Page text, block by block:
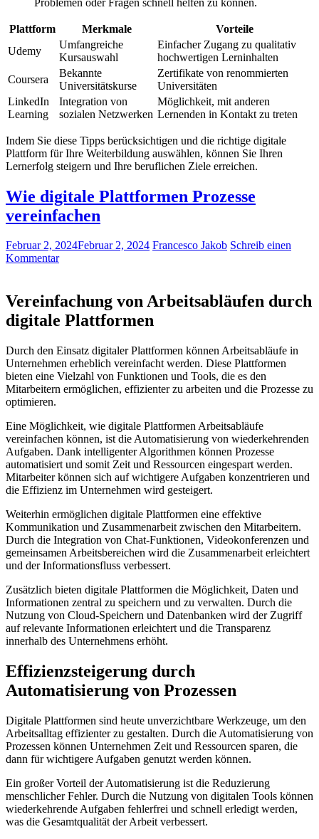
Plattform Merkmale
Vorteile
Udemy
Umfangreiche
Kursauswahl
Einfacher Zugang⁢ zu‍ qualitativ
hochwertigen Lerninhalten
Coursera
Bekannte
Universitätskurse
Zertifikate von renommierten
Universitäten
LinkedIn
Learning
Integration von
sozialen Netzwerken
Möglichkeit, mit anderen
‍Lernenden in Kontakt zu treten
Indem Sie ‍diese Tipps⁤ berücksichtigen ​und die richtige digitale
‍Plattform​ für ⁣Ihre Weiterbildung auswählen, können Sie Ihren
Lernerfolg steigern und Ihre beruflichen ​Ziele erreichen.
Wie digitale Plattformen Prozesse
vereinfachen
Februar 2, 2024Februar 2, 2024 Francesco Jakob Schreib einen
Kommentar
Vereinfachung von Arbeitsabläufen durch
digitale Plattformen
Durch den Einsatz digitaler Plattformen können⁢ Arbeitsabläufe‌ in
Unternehmen erheblich vereinfacht werden. Diese Plattformen‍
bieten eine Vielzahl von Funktionen und Tools, die es⁤ den
Mitarbeitern ermöglichen, effizienter zu arbeiten und die Prozesse‍ zu
optimieren.
Eine Möglichkeit, wie‍ digitale Plattformen Arbeitsabläufe
⁤vereinfachen können, ist ⁤die ⁤Automatisierung von wiederkehrenden
Aufgaben. Dank intelligenter Algorithmen können Prozesse
automatisiert und somit Zeit⁤ und Ressourcen eingespart ‍werden.
Mitarbeiter ​können sich auf wichtigere Aufgaben konzentrieren und
die Effizienz im Unternehmen wird gesteigert.
Weiterhin ‌ermöglichen digitale Plattformen eine effektive
Kommunikation und Zusammenarbeit zwischen den Mitarbeitern.
Durch die​ Integration von Chat-Funktionen, Videokonferenzen und
gemeinsamen Arbeitsbereichen⁣ wird die Zusammenarbeit erleichtert
und der Informationsfluss verbessert.
Zusätzlich bieten digitale Plattformen die Möglichkeit, Daten und
Informationen zentral zu​ speichern und zu‌ verwalten. Durch die
Nutzung von ​Cloud-Speichern und​ Datenbanken wird der Zugriff
auf relevante Informationen erleichtert und die Transparenz⁣
innerhalb​ des Unternehmens erhöht.
Effizienzsteigerung ⁣durch
Automatisierung von Prozessen
Digitale ⁢Plattformen sind heute‍ unverzichtbare Werkzeuge, um den
Arbeitsalltag​ effizienter zu⁢ gestalten. Durch die Automatisierung von
⁣Prozessen können ‌Unternehmen Zeit und Ressourcen sparen, die
dann für wichtigere Aufgaben genutzt werden können.
Ein ​großer Vorteil der Automatisierung ist die ⁣Reduzierung
menschlicher​ Fehler. ⁤Durch⁢ die Nutzung von digitalen Tools können
wiederkehrende Aufgaben⁢ fehlerfrei und⁢ schnell erledigt werden,
was die⁢ Gesamtqualität der Arbeit verbessert.